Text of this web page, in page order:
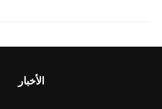
الأخبار